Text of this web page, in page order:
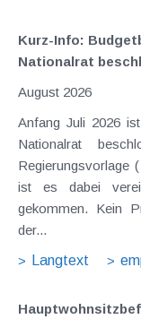
Kurz-Info:
Nationalrat
August 2026
Anfang Juli 2026
Nationalrat
Regierungsvorlage
ist es dabei
gekommen. Kein Progressionsvorbehalt bei der Erhöhung
der...
Langtext